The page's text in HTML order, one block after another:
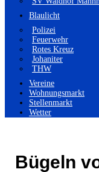
Blaulicht
Polizei
Feuerwehr
Rotes Kreuz
Johaniter
THW
Vereine
Wohnungsmarkt
Stellenmarkt
Wetter
Bügeln